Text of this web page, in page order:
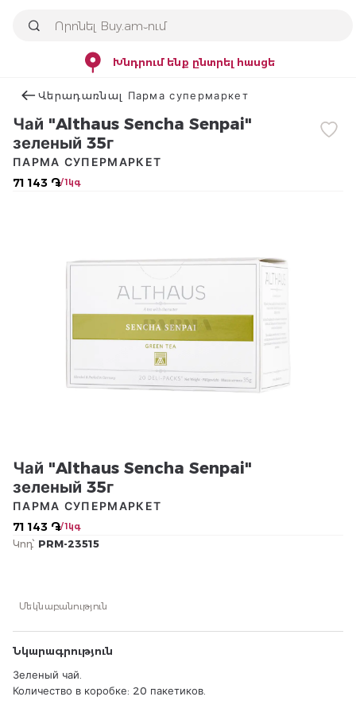
Խնդրում ենք ընտրել հասցե
Վերադառնալ Парма супермаркет
Чай "Althaus Sencha Senpai"
зеленый 35г
71 143 ֏/ 1կգ
ПАРМА СУПЕРМАРКЕТ
Чай "Althaus Sencha Senpai"
зеленый 35г
71 143 ֏/ 1կգ
ПАРМА СУПЕРМАРКЕТ
Կոդ՝ PRM-23515
Մեկնաբանություն
Նկարագրություն
Зеленый чай.
Количество в коробке: 20 пакетиков.